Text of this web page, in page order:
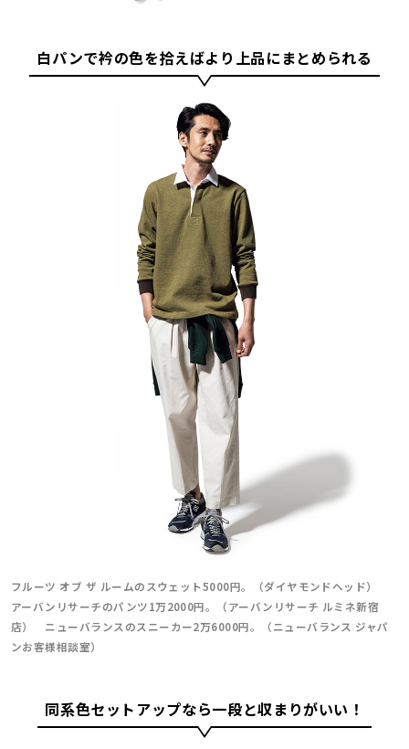
白パンで衿の色を拾えばより上品にまとめられる
フルーツ オブ ザ ルームのスウェット5000円。（ダイヤモンドヘッド）
アーバンリサーチのパンツ1万2000円。（アーバンリサーチ ルミネ新宿
店） ニューバランスのスニーカー2万6000円。（ニューバランス ジャパ
ンお客様相談室）
同系色セットアップなら一段と収まりがいい！